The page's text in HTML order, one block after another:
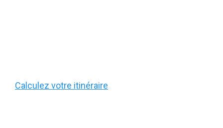
Calculez votre itinéraire